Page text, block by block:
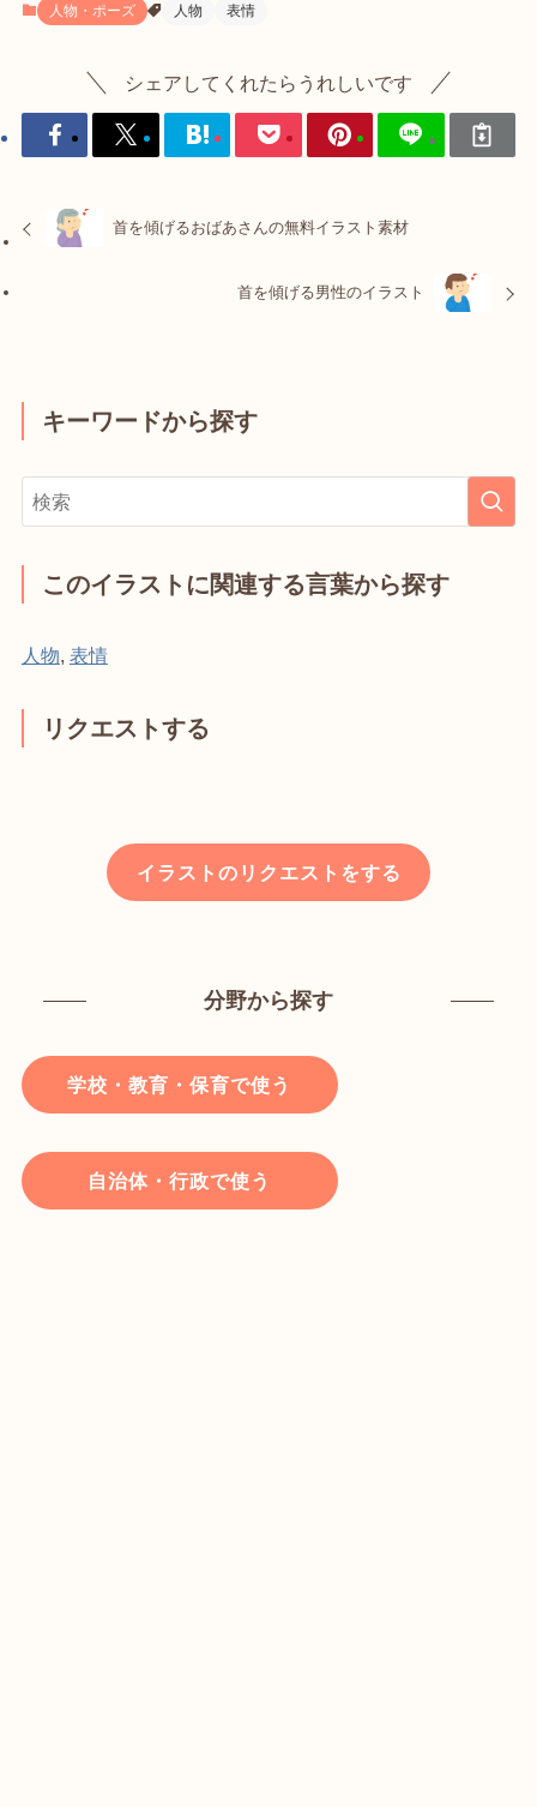
人物・ポーズ 人物 表情
シェアしてくれたらうれしいです
首を傾げるおばあさんの無料イラスト素材
首を傾げる男性のイラスト
キーワードから探す
このイラストに関連する言葉から探す
人物 表情
リクエストする
イラストのリクエストをする
分野から探す
学校・教育・保育で使う
自治体・行政で使う